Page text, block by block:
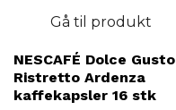
Gå til produkt
NESCAFÉ Dolce Gusto
Ristretto Ardenza
kaffekapsler 16 stk